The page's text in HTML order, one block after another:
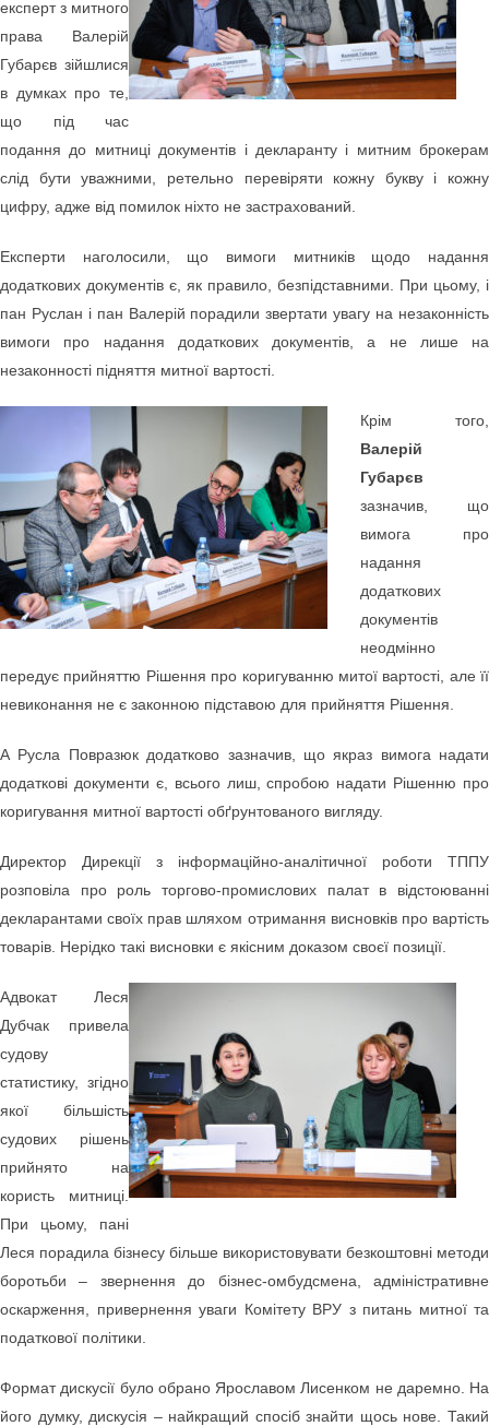
експерт з митного
права Валерій
Губарєв зійшлися
в думках про те,
що під час
подання до митниці документів і декларанту і митним брокерам
слід бути уважними, ретельно перевіряти кожну букву і кожну
цифру, адже від помилок ніхто не застрахований.
Експерти наголосили, що вимоги митників щодо надання
додаткових документів є, як правило, безпідставними. При цьому, і
пан Руслан і пан Валерій порадили звертати увагу на незаконність
вимоги про надання додаткових документів, а не лише на
незаконності підняття митної вартості.
Крім того,
Валерій
Губарєв
зазначив, що
вимога про
надання
додаткових
документів
неодмінно
передує прийняттю Рішення про коригуванню митої вартості, але її
невиконання не є законною підставою для прийняття Рішення.
А Русла Повразюк додатково зазначив, що якраз вимога надати
додаткові документи є, всього лиш, спробою надати Рішенню про
коригування митної вартості обґрунтованого вигляду.
Директор Дирекції з інформаційно-аналітичної роботи ТППУ
розповіла про роль торгово-промислових палат в відстоюванні
декларантами своїх прав шляхом отримання висновків про вартість
товарів. Нерідко такі висновки є якісним доказом своєї позиції.
Адвокат Леся
Дубчак привела
судову
статистику, згідно
якої більшість
судових рішень
прийнято на
користь митниці.
При цьому, пані
Леся порадила бізнесу більше використовувати безкоштовні методи
боротьби – звернення до бізнес-омбудсмена, адміністративне
оскарження, привернення уваги Комітету ВРУ з питань митної та
податкової політики.
Формат дискусії було обрано Ярославом Лисенком не даремно. На
його думку, дискусія – найкращий спосіб знайти щось нове. Такий